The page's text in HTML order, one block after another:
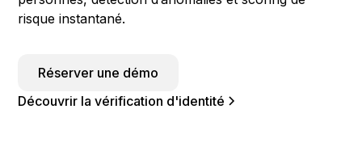
risque instantané.
Réserver une démo
Découvrir la vérification d'identité